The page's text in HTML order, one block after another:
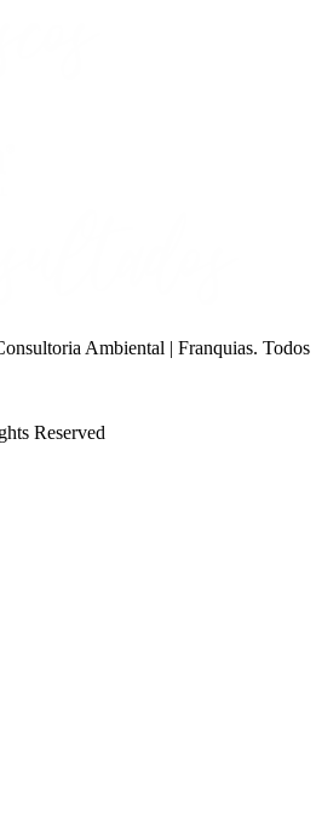
Ambiental | Franquias. Todos
Reserved